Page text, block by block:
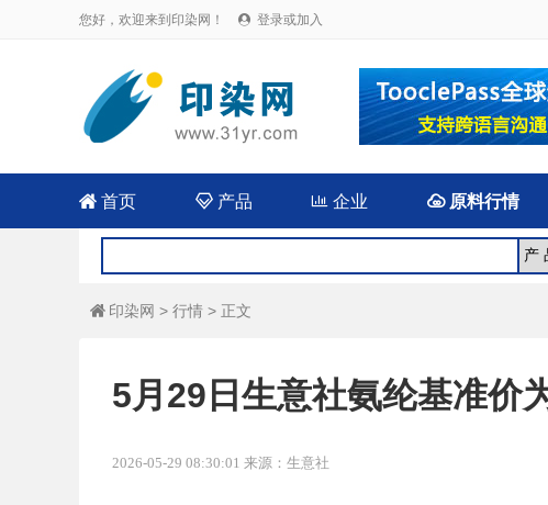
您好，欢迎来到印染网！  登录或加入
 首页 产品  企业 原料行情
 印染网 > 行情 > 正文
5月29日生意社氨纶基准价
2026-05-29 08:30:01 来源：生意社